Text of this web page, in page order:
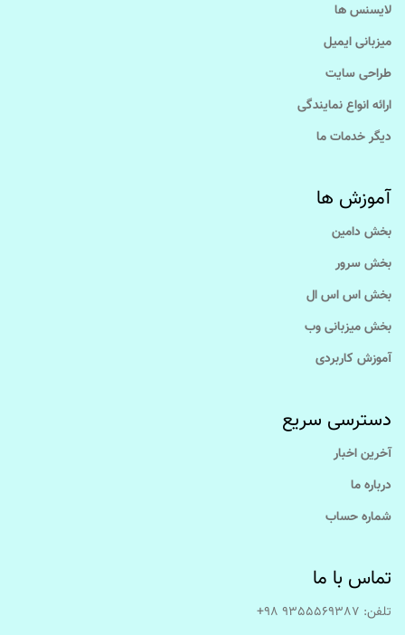
لایسنس ها
میزبانی ایمیل
طراحی سایت
ارائه انواع نمایندگی
دیگر خدمات ما
آموزش ها
بخش دامین
بخش سرور
بخش اس اس ال
بخش میزبانی وب
آموزش کاربردی
دسترسی سریع
آخرین اخبار
درباره ما
شماره حساب
تماس با ما
تلفن: 9355569387 98+